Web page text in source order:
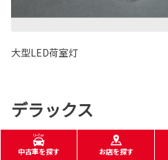
大型LED荷室灯
デラックス
中古車を探す お店を探す